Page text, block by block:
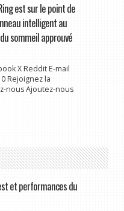
est sur le point de
intelligent au
sommeil approuvé
X Reddit E-mail
Rejoignez la
nous Ajoutez-nous
et performances du